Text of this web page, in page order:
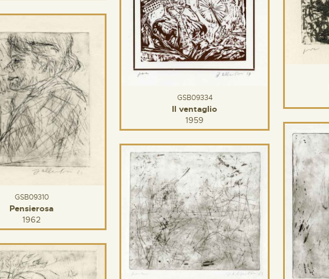
GSB09334
Il ventaglio
1959
GSB09310
Pensierosa
1962